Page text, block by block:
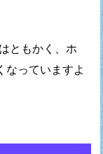
ともかく、 ホ
なっていますよ